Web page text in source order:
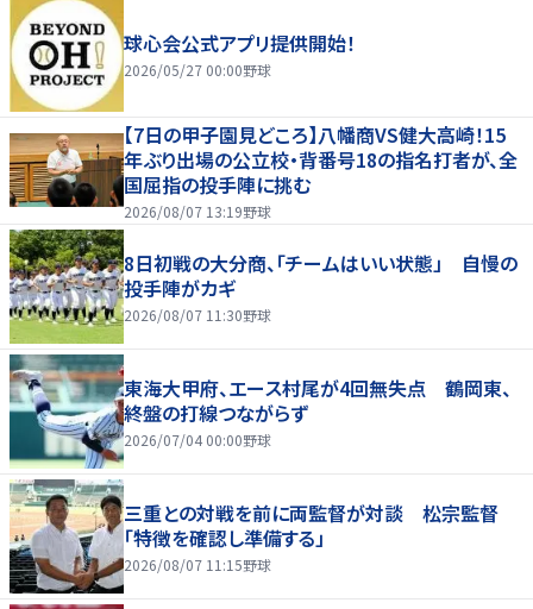
球心会公式アプリ提供開始！
2026/05/27 00:00野球
【7日の甲子園見どころ】八幡商VS健大高崎！15
年ぶり出場の公立校・背番号18の指名打者が、全
国屈指の投手陣に挑む
2026/08/07 13:19野球
8日初戦の大分商、「チームはいい状態」 自慢の
投手陣がカギ
2026/08/07 11:30野球
東海大甲府、エース村尾が4回無失点 鶴岡東、
終盤の打線つながらず
2026/07/04 00:00野球
三重との対戦を前に両監督が対談 松宗監督
「特徴を確認し準備する」
2026/08/07 11:15野球